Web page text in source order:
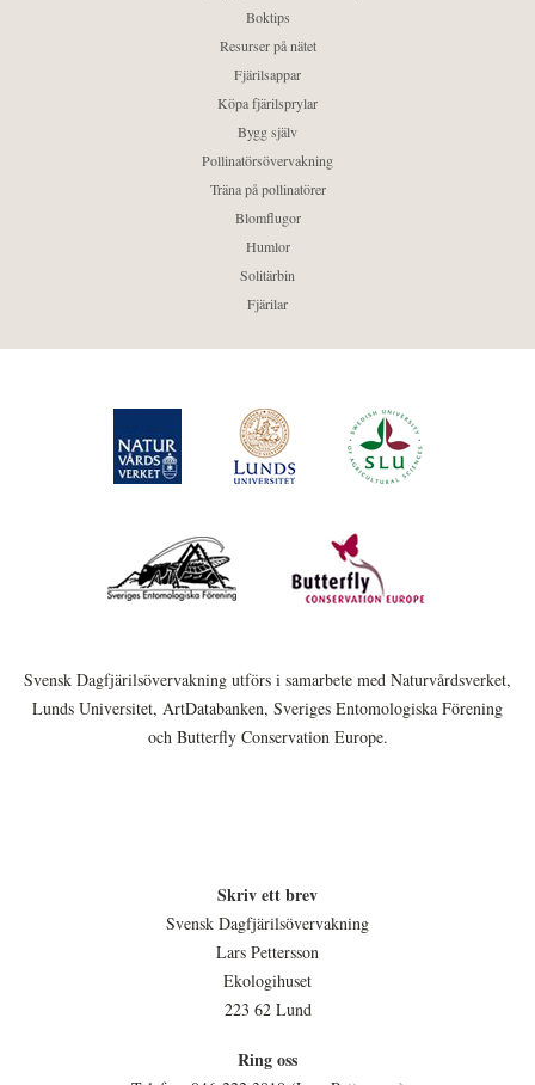
Boktips
Resurser på nätet
Fjärilsappar
Köpa fjärilsprylar
Bygg själv
Pollinatörsövervakning
Träna på pollinatörer
Blomflugor
Humlor
Solitärbin
Fjärilar
Svensk Dagfjärilsövervakning utförs i samarbete med Naturvårdsverket,
Lunds Universitet, ArtDatabanken, Sveriges Entomologiska Förening
och Butterfly Conservation Europe.
Skriv ett brev
Svensk Dagfjärilsövervakning
Lars Pettersson
Ekologihuset
223 62 Lund
Ring oss